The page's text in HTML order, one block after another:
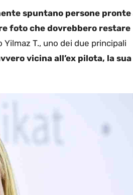
spuntano persone pronte
foto che dovrebbero restare
T., uno dei due principali
vicina all’ex pilota, la sua